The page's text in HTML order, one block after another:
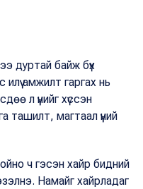
дуртай байж бүх
илүү амжилт гаргах нь
л үүнийг хүссэн
магтаал үүний
ч гэсэн хайр бидний
Намайг хайрладаг